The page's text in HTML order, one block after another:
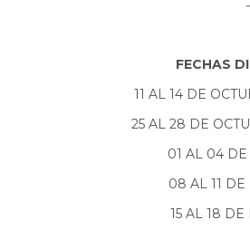
FECHAS
11 AL 14 DE
25 AL 28 DE
01 AL 04
08 AL 11
15 AL 18